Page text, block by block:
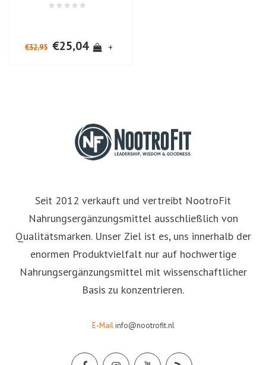
€32,95 €25,04 +
Seit 2012 verkauft und vertreibt NootroFit
Nahrungsergänzungsmittel ausschließlich von
Qualitätsmarken. Unser Ziel ist es, uns innerhalb der
enormen Produktvielfalt nur auf hochwertige
Nahrungsergänzungsmittel mit wissenschaftlicher
Basis zu konzentrieren.
E-Mail info@nootrofit.nl